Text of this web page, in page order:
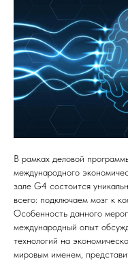
В рамках деловой
международного
зале G4 состоится
всего: подключаем мозг к
Особенность данного
международный опыт
технологий на
мировым именем,